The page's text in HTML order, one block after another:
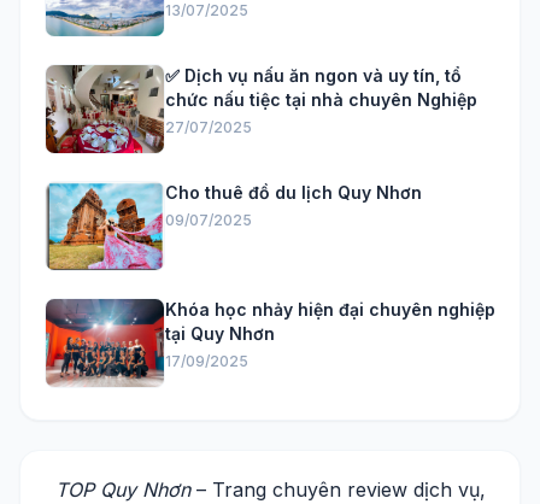
13/07/2025
✅ Dịch vụ nấu ăn ngon và uy tín, tổ
chức nấu tiệc tại nhà chuyên Nghiệp
27/07/2025
Cho thuê đồ du lịch Quy Nhơn
09/07/2025
Khóa học nhảy hiện đại chuyên nghiệp
tại Quy Nhơn
17/09/2025
TOP Quy Nhơn– Trang chuyên review dịch vụ,